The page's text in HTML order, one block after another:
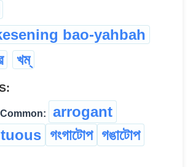
bao-yahbah
খম্
arrogant
গংগাটোপ গঙাটোপ